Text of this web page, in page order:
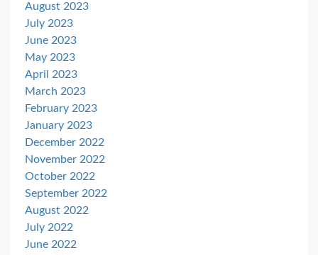
August 2023
July 2023
June 2023
May 2023
April 2023
March 2023
February 2023
January 2023
December 2022
November 2022
October 2022
September 2022
August 2022
July 2022
June 2022